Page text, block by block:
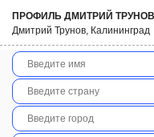
ПРОФИЛЬ ДМИТРИЙ
Дмитрий Трунов, Калининград